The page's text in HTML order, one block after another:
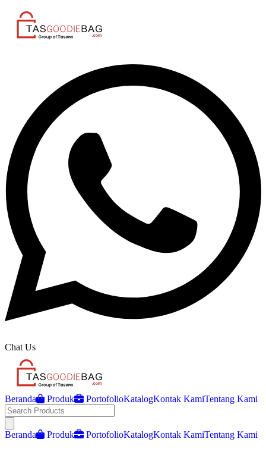
Chat Us
Beranda Produk PortofolioKatalogKontak KamiTentang Kami
Beranda Produk PortofolioKatalogKontak KamiTentang Kami